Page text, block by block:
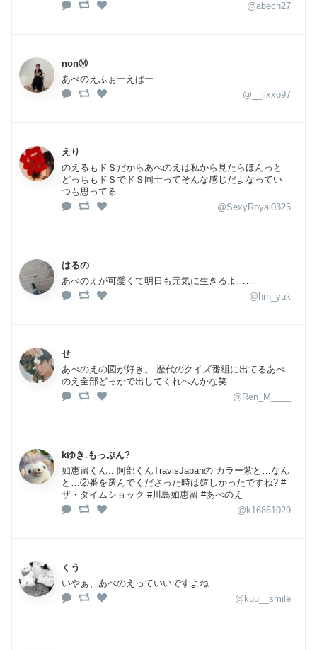
@abech27
nonⓂ︎
あべのえふぉーえばー
@__llxxo97
えり
のえるもドＳだからあべのえは私から見たらほんっと
どっちもドＳでドＳ同士ってそんな感じだよなってい
つも思ってる
@SexyRoyal0325
はるの
あべのえが可愛くて明日も元気に生きるよ……
@hrn_yuk
せ
あべのえの図が好き。 歴代のクイズ番組に出てるあべ
のえ全部どっかで出してくれへんかな笑
@Ren_M____
kゆき.もっぷん?
如恵留くん…阿部くんTravisJapanの カラー紫と…なん
と…②番を選んでくださった時は嬉しかったですね? #
ザ・タイムショック #川島如恵留 #あべのえ
@k16861029
くう
いやぁ、あべのえっていいですよね
@kuu__smile